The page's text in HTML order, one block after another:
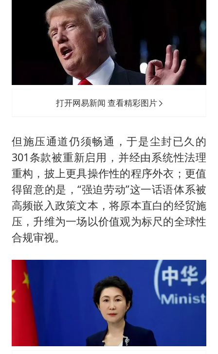
打开网易新闻 查看精彩图片
但施压通道仍须畅通，于是尘封已久的
301条款被重新启用，并经由系统性法理
重构，披上更具操作性的程序外衣；更值
得留意的是，“强迫劳动”这一话语体系被
高频嵌入政策文本，将原本直白的经贸施
压，升维为一场以价值观为标尺的全球性
合规审视。